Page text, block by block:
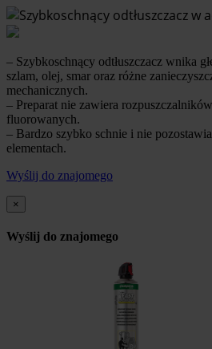
– Szybkoschnący odtłuszczacz wnika
szlam, olej, smar oraz różne
mechanicznych.
– Preparat nie zawiera
fluorowanych.
– Bardzo szybko schnie i nie
elementach.
Wyślij do znajomego
×
Wyślij do znajomego